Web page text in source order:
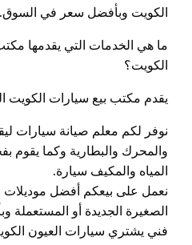
الكويت وبأفضل سعر في السوق.
ما هي الخدمات التي يقدمها
الكويت؟
يقدم مكتب بيع سيارات الكويت
نوفر لكم معلم صيانة سيارات
والمحرك والبطارية وكما يقوم
المياه والمكيف سيارة.
نعمل على بيعكم أفضل موديلات
الصغيرة الجديدة أو المستعملة
فني يشتري سيارات العيون